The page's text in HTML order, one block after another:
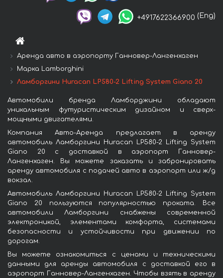
+4917622366900 (Eng)
Аренда авто в аэропорту Ганновер-Лангенхаген
Марка Lamborghini
Ламборгини Huracan LP580-2 Lifting System Giano 20
Автомобили бренда Ламборджини обладают
уникальным футуристическим дизайном и сверх-
мощными двигателями.
Компания Авто-Аренда предлагает в аренду
автомобиль Ламборгини Huracan LP580-2 Lifting System
Giano 20 с доставкой в аэропорт Ганновер-
Лангенхаген. Вы можете заказать и забронировать
аренду автомобиля с подачей авто в аэропорт или ж/д
вокзал.
Автомобиль Ламборгини Huracan LP580-2 Lifting System
Giano 20 пользуются популярностью проката. Все
автомобили Ламборгини снабжены современной
электроникой, элементами комфорта, системами
безопасности и устойчивости при движении по
дорогам.
Вы можете ознакомиться с ценами и техническими
данными для аренды автомобиля с доставкой его в
аэропорт Ганновер-Лангенхаген. Чтобы взять в аренду